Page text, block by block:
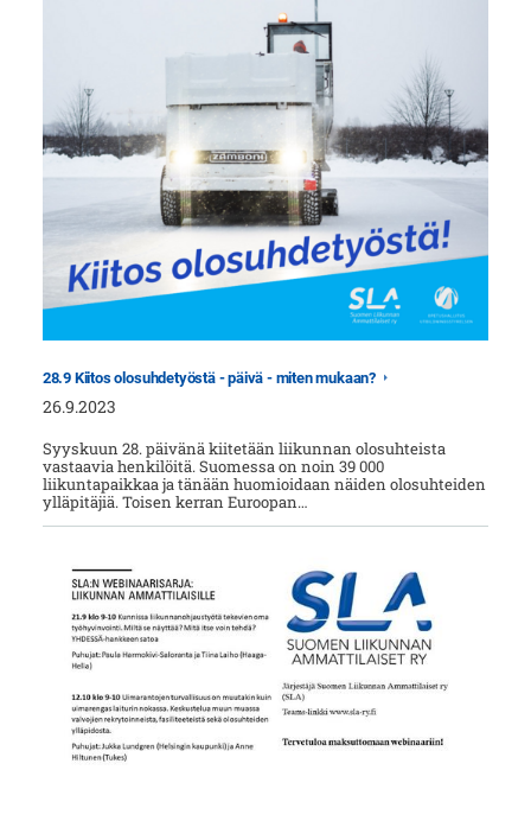
28.9 Kiitos olosuhdetyöstä - päivä - miten mukaan?
26.9.2023
Syyskuun 28. päivänä kiitetään liikunnan olosuhteista
vastaavia henkilöitä. Suomessa on noin 39 000
liikuntapaikkaa ja tänään huomioidaan näiden olosuhteiden
ylläpitäjiä. Toisen kerran Euroopan…